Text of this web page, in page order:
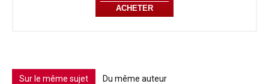
ACHETER
Sur le même sujet Du même auteur